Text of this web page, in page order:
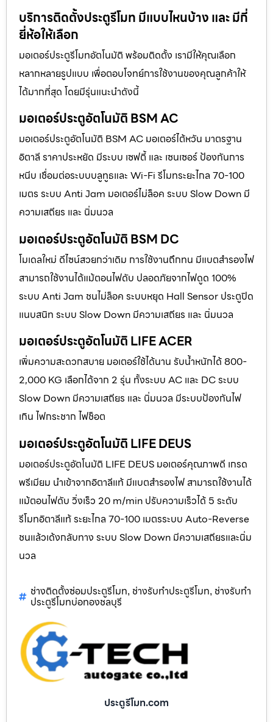
บริการติดตั้งประตูรีโมท มีแบบไหนบ้าง และ มีกี่
ยี่ห้อให้เลือก
มอเตอร์ประตูรีโมทอัตโนมัติ พร้อมติดตั้ง เรามีให้คุณเลือก
หลากหลายรูปแบบ เพื่อตอบโจทย์การใช้งานของคุณลูกค้าให้
ได้มากที่สุด โดยมีรุ่นแนะนำดังนี้
มอเตอร์ประตูอัตโนมัติ BSM AC
มอเตอร์ประตูอัตโนมัติ BSM AC มอเตอร์ไต้หวัน มาตรฐาน
อิตาลี ราคาประหยัด มีระบบ เซฟตี้ และ เซนเซอร์ ป้องกันการ
หนีบ เชื่อมต่อระบบบลูทูธและ Wi-Fi รีโมทระยะไกล 70-100
เมตร ระบบ Anti Jam มอเตอร์ไม่ล็อค ระบบ Slow Down มี
ความเสถียร และ นิ่มนวล
มอเตอร์ประตูอัตโนมัติ BSM DC
โมเดลใหม่ ดีไซน์สวยกว่าเดิม การใช้งานถึกทน มีแบตสำรองไฟ
สามารถใช้งานได้แม้ตอนไฟดับ ปลอดภัยจากไฟดูด 100%
ระบบ Anti Jam ชนไม่ล็อค ระบบหยุด Hall Sensor ประตูปิด
แนบสนิท ระบบ Slow Down มีความเสถียร และ นิ่มนวล
มอเตอร์ประตูอัตโนมัติ LIFE ACER
เพิ่มความสะดวกสบาย มอเตอร์ใช้ได้นาน รับน้ำหนักได้ 800-
2,000 KG เลือกได้จาก 2 รุ่น ทั้งระบบ AC และ DC ระบบ
Slow Down มีความเสถียร และ นิ่มนวล มีระบบป้องกันไฟ
เกิน ไฟกระชาก ไฟช็อต
มอเตอร์ประตูอัตโนมัติ LIFE DEUS
มอเตอร์ประตูอัตโนมัติ LIFE DEUS มอเตอร์คุณภาพดี เกรด
พรีเมียม นำเข้าจากอิตาลีแท้ มีแบตสำรองไฟ สามารถใช้งานได้
แม้ตอนไฟดับ วิ่งเร็ว 20 m/min ปรับความเร็วได้ 5 ระดับ
รีโมทอิตาลีแท้ ระยะไกล 70-100 เมตรระบบ Auto-Reverse
ชนแล้วเด้งกลับทาง ระบบ Slow Down มีความเสถียรและนิ่ม
นวล
ช่างติดตั้งซ่อมประตูรีโมท, ช่างรับทำประตูรีโมท, ช่างรับทำ
ประตูรีโมทบ่อทองชลบุรี
ประตูรีโมท.com